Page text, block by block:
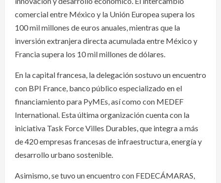
comercial entre México y la Unión Europea supera los
100 mil millones de euros anuales, mientras que la
inversión extranjera directa acumulada entre México y
Francia supera los 10 mil millones de dólares.
En la capital francesa, la delegación sostuvo un encuentro
con BPI France, banco público especializado en el
financiamiento para PyMEs, así como con MEDEF
International. Esta última organización cuenta con la
iniciativa Task Force Villes Durables, que integra a más
de 420 empresas francesas de infraestructura, energía y
desarrollo urbano sostenible.
Asimismo, se tuvo un encuentro con FEDECÁMARAS,